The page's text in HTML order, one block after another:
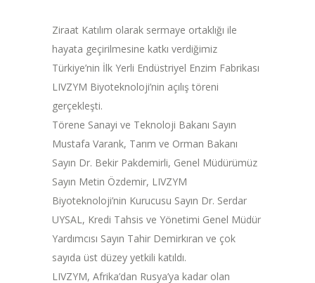
Ziraat Katılım olarak sermaye ortaklığı ile
hayata geçirilmesine katkı verdiğimiz
Türkiye’nin İlk Yerli Endüstriyel Enzim Fabrikası
LIVZYM Biyoteknoloji’nin açılış töreni
gerçekleşti.
Törene Sanayi ve Teknoloji Bakanı Sayın
Mustafa Varank, Tarım ve Orman Bakanı
Sayın Dr. Bekir Pakdemirli, Genel Müdürümüz
Sayın Metin Özdemir, LIVZYM
Biyoteknoloji’nin Kurucusu Sayın Dr. Serdar
UYSAL, Kredi Tahsis ve Yönetimi Genel Müdür
Yardımcısı Sayın Tahir Demirkıran ve çok
sayıda üst düzey yetkili katıldı.
LIVZYM, Afrika’dan Rusya’ya kadar olan